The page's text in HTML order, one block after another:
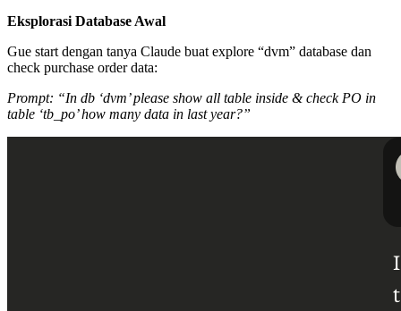
Eksplorasi Database Awal
Gue start dengan tanya Claude buat explore “dvm” database dan
check purchase order data:
Prompt: “In db ‘dvm’ please show all table inside & check PO in
table ‘tb_po’ how many data in last year?”